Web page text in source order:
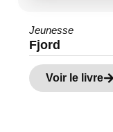
Jeunesse
Fjord
Voir le livre